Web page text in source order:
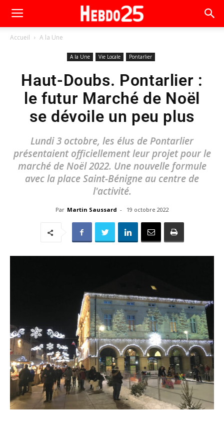
Accueil A la Une
A la Une Vie Locale Pontarlier
Haut-Doubs. Pontarlier :
le futur Marché de Noël
se dévoile un peu plus
Lundi 3 octobre, les élus de Pontarlier
présentaient officiellement leur projet pour le
marché de Noël 2022. Une nouvelle formule
avec la place Saint-Bénigne au centre de
l'activité.
Par Martin Saussard - 19 octobre 2022